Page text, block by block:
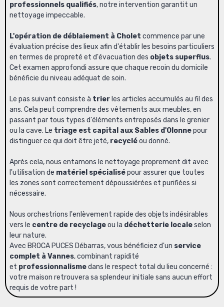
professionnels qualifiés, notre intervention garantit un
nettoyage impeccable.
L'opération de déblaiement à Cholet commence par une
évaluation précise des lieux afin d'établir les besoins particuliers
en termes de propreté et d'évacuation des objets superflus.
Cet examen approfondi assure que chaque recoin du domicile
bénéficie du niveau adéquat de soin.
Le pas suivant consiste à trier les articles accumulés au fil des
ans. Cela peut comprendre des vêtements aux meubles, en
passant par tous types d'éléments entreposés dans le grenier
ou la cave. Le triage est capital aux Sables d'Olonnepour
distinguer ce qui doit être jeté, recycléou donné.
Après cela, nous entamons le nettoyage proprement dit avec
l'utilisation de matériel spécialisépour assurer que toutes
les zones sont correctement dépoussiérées et purifiées si
nécessaire.
Nous orchestrions l'enlèvement rapide des objets indésirables
vers le centre de recyclageou la déchetterie localeselon
leur nature.
Avec BROCA PUCES Débarras, vous bénéficiez d'un service
complet à Vannes, combinant rapidité
et professionnalismedans le respect total du lieu concerné :
votre maison retrouvera sa splendeur initiale sans aucun effort
requis de votre part !